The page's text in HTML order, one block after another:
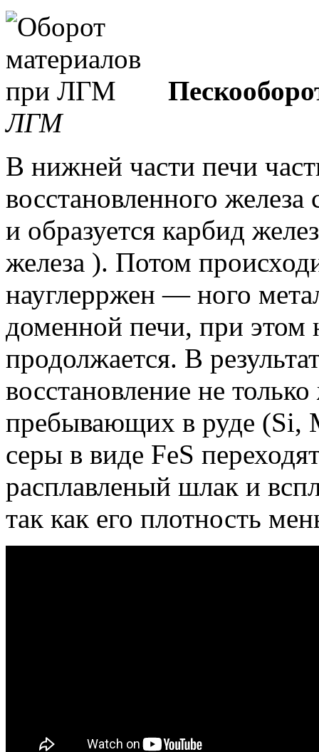
ЛГМ
В нижней части печи
восстановленного железа
и образуется карбид
железа ). Потом
науглерржен — ного
доменной печи, при этом
продолжается. В
восстановление не
пребывающих в руде (Si,
серы в виде FeS
расплавленый шлак и
так как его плотность